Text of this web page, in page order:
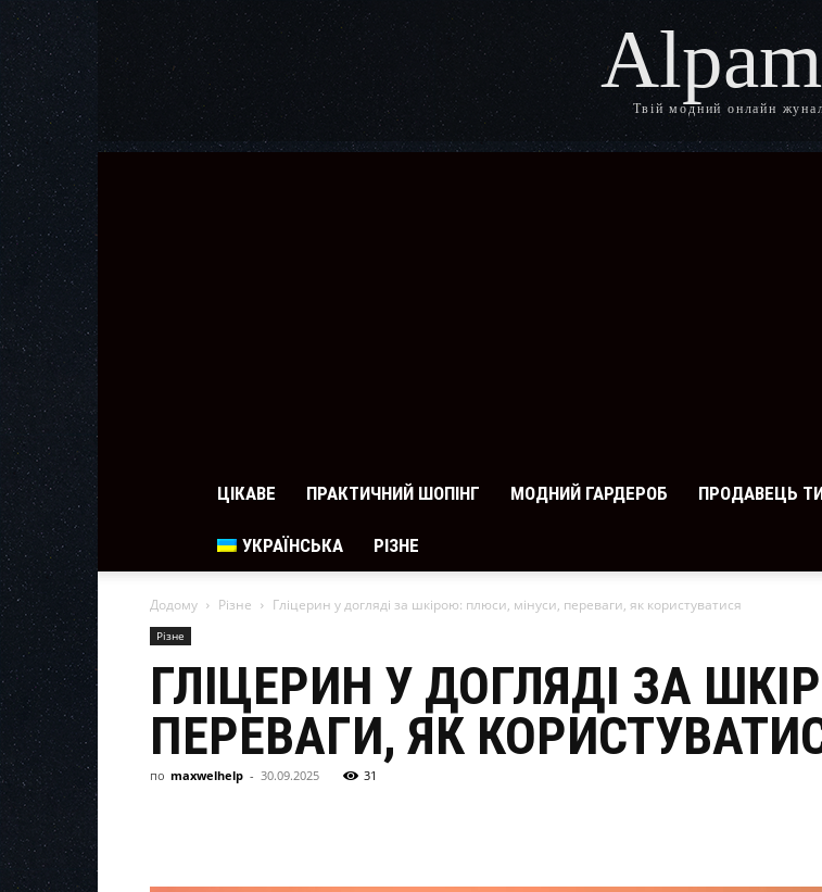
Твій модний онлайн
ЦІКАВЕ ПРАКТИЧНИЙ ШОПІНГ МОДНИЙ ГАРДЕРОБ ПРОДАВЕЦЬ
УКРАЇНСЬКА РІЗНЕ
Додому Різне Гліцерин у догляді за шкірою: плюси, мінуси, переваги, як користуватися
Різне
ГЛІЦЕРИН У ДОГЛЯДІ ЗА
ПЕРЕВАГИ, ЯК
по maxwelhelp - 30.09.2025 31